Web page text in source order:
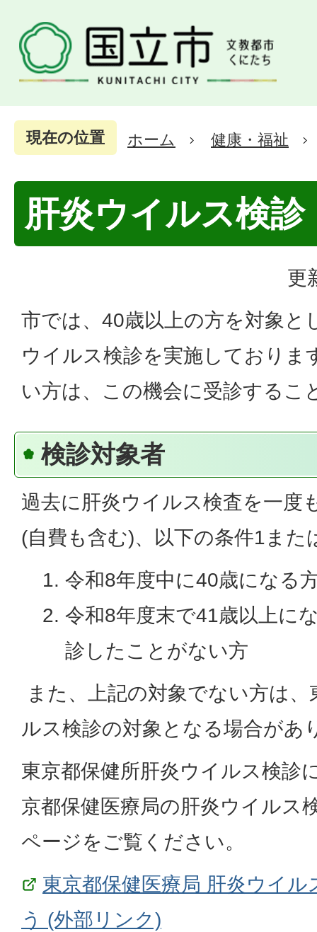
現在の位置 ホーム 健康・福祉
肝炎ウイルス検診
更
市では、40歳以上の方を対象と
ウイルス検診を実施しておりま
い方は、この機会に受診するこ
検診対象者
過去に肝炎ウイルス検査を一度
(自費も含む)、以下の条件1また
令和8年度中に40歳になる
令和8年度末で41歳以上に
診したことがない方
また、上記の対象でない方は
ルス検診の対象となる場合があ
東京都保健所肝炎ウイルス検診
京都保健医療局の肝炎ウイルス
ページをご覧ください。
東京都保健医療局 肝炎ウイ
う (外部リンク)